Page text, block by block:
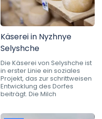
Käserei in Nyzhnye
Selyshche
Die Käserei von Selyshche ist
in erster Linie ein soziales
Projekt, das zur schrittweisen
Entwicklung des Dorfes
beiträgt. Die Milch